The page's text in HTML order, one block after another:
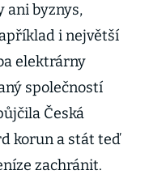
ani byznys,
i největší
elektrárny
společností
Česká
korun a stát teď
zachránit.